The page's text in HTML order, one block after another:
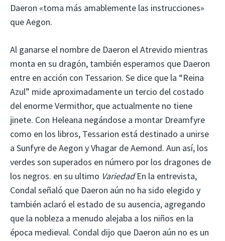
Daeron «toma más amablemente las instrucciones»
que Aegon.
Al ganarse el nombre de Daeron el Atrevido mientras
monta en su dragón, también esperamos que Daeron
entre en acción con Tessarion. Se dice que la “Reina
Azul” mide aproximadamente un tercio del costado
del enorme Vermithor, que actualmente no tiene
jinete. Con Heleana negándose a montar Dreamfyre
como en los libros, Tessarion está destinado a unirse
a Sunfyre de Aegon y Vhagar de Aemond. Aun así, los
verdes son superados en número por los dragones de
los negros. en su ultimo Variedad En la entrevista,
Condal señaló que Daeron aún no ha sido elegido y
también aclaró el estado de su ausencia, agregando
que la nobleza a menudo alejaba a los niños en la
época medieval. Condal dijo que Daeron aún no es un